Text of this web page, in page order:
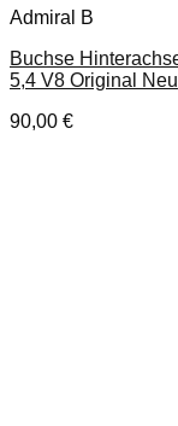
Admiral B
Buchse
5,4 V8 Original Neu
90,00 €